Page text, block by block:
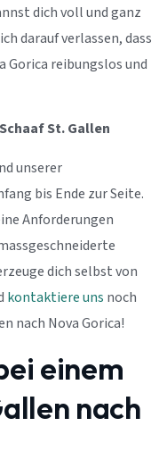
dich voll und ganz
darauf verlassen, dass
Gorica reibungslos und
St. Gallen
unserer
bis Ende zur Seite.
Anforderungen
dich selbst von
kontaktiere uns noch
nach Nova Gorica!
einem
nach